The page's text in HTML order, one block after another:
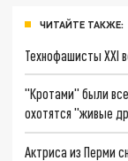
ЧИТАЙТЕ ТАКЖЕ:
Технофашисты XXI
"Кротами" были
охотятся "живые
Актриса из Перми